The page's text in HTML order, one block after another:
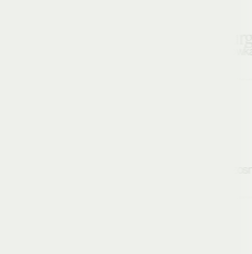
Wołowina po
z kaszą gryczaną i
z jogurtowym sosem